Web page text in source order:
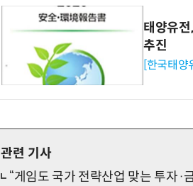
태양유
추진
[한국태양
관련 기사
“게임도 국가 전략산업 맞는 투자·